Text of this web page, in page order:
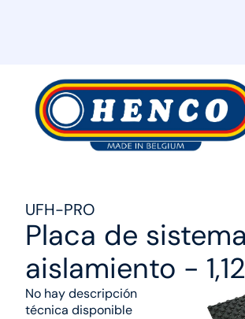
UFH-PRO
Placa de
aislamiento -
No hay descripción
técnica disponible